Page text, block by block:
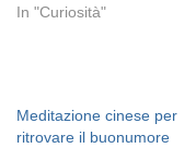
In "Curiosità"
Meditazione cinese per
ritrovare il buonumore